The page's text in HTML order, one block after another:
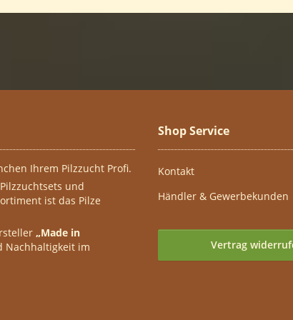
Ihrem Pilzzucht Profi.
und
ist das Pilze
„Made in
Nachhaltigkeit im
Shop Service
Kontakt
Händler & Gewerbekunden
Vertrag